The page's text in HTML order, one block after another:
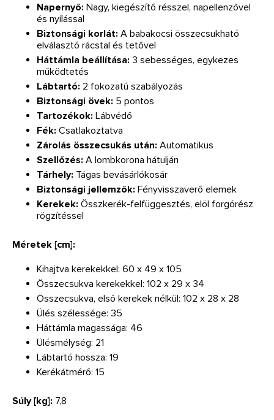
Napernyő: Nagy, kiegészítő résszel, napellenzővel
és nyílással
Biztonsági korlát: A babakocsi összecsukható
elválasztó rácstal és tetővel
Háttámla beállítása: 3 sebességes, egykezes
működtetés
Lábtartó: 2 fokozatú szabályozás
Biztonsági övek: 5 pontos
Tartozékok: Lábvédő
Fék: Csatlakoztatva
Zárolás összecsukás után: Automatikus
Szellőzés: A lombkorona hátulján
Tárhely: Tágas bevásárlókosár
Biztonsági jellemzők: Fényvisszaverő elemek
Kerekek: Összkerék-felfüggesztés, elöl forgórész
rögzítéssel
Méretek [cm]:
Kihajtva kerekekkel: 60 x 49 x 105
Összecsukva kerekekkel: 102 x 29 x 34
Összecsukva, első kerekek nélkül: 102 x 28 x 28
Ülés szélessége: 35
Háttámla magassága: 46
Ülésmélység: 21
Lábtartó hossza: 19
Kerékátmérő: 15
Súly [kg]: 7,8